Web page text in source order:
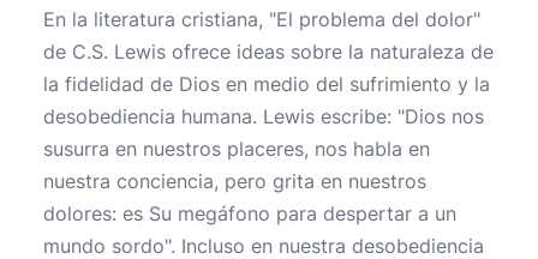
En la literatura cristiana, "El problema del dolor"
de C.S. Lewis ofrece ideas sobre la naturaleza de
la fidelidad de Dios en medio del sufrimiento y la
desobediencia humana. Lewis escribe: "Dios nos
susurra en nuestros placeres, nos habla en
nuestra conciencia, pero grita en nuestros
dolores: es Su megáfono para despertar a un
mundo sordo". Incluso en nuestra desobediencia